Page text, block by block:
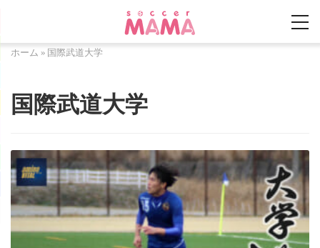
ホーム » 国際武道大学
国際武道大学